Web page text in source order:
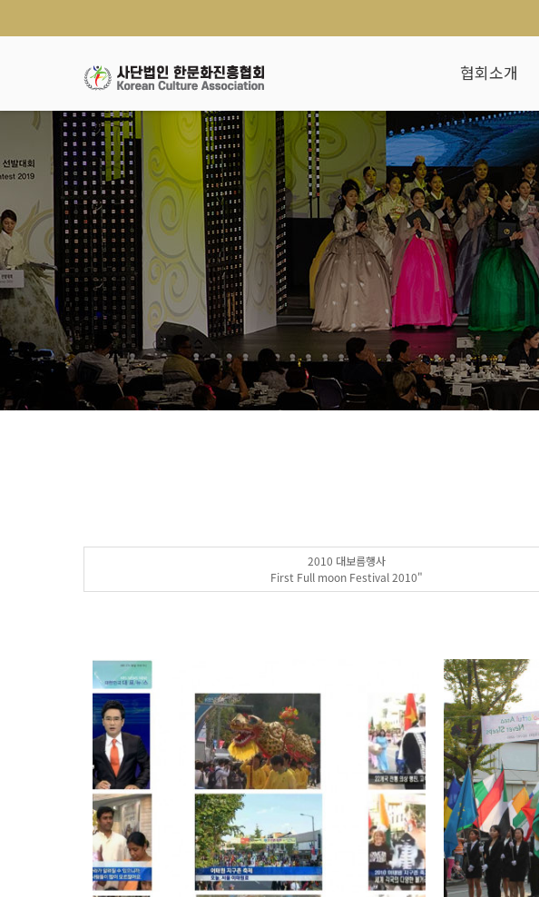
협회소개
2010 대보름행사
First Full moon Festival 2010"